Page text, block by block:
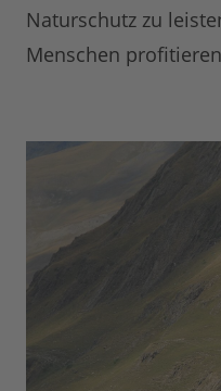
Naturschutz zu
Menschen